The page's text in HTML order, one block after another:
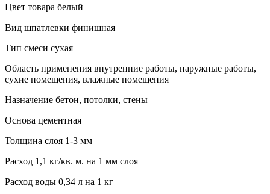
Цвет товара белый
Вид шпатлевки финишная
Тип смеси сухая
Область применения внутренние работы, наружные работы,
сухие помещения, влажные помещения
Назначение бетон, потолки, стены
Основа цементная
Толщина слоя 1-3 мм
Расход 1,1 кг/кв. м. на 1 мм слоя
Расход воды 0,34 л на 1 кг